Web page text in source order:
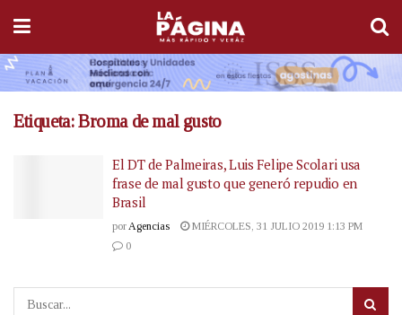
Etiqueta:Broma de mal gusto
El DT de Palmeiras, Luis Felipe Scolari usa
frase de mal gusto que generó repudio en
Brasil
por Agencias
MIÉRCOLES, 31 JULIO 2019 1:13 PM
0